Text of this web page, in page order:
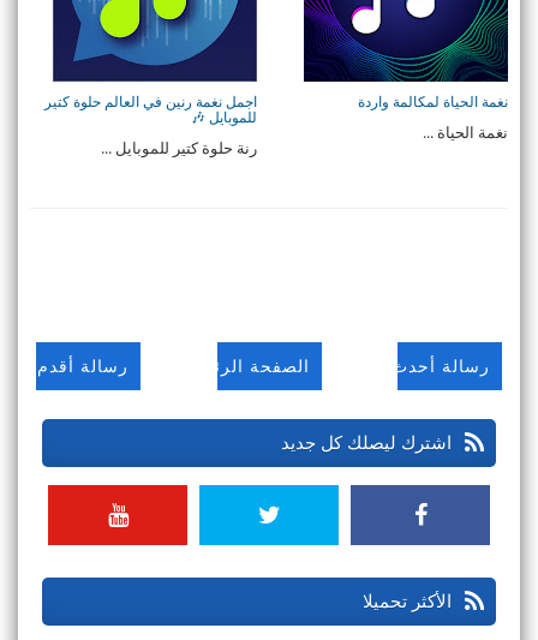
نغمة الحياة لمكالمة واردة
نغمة الحياة ...
اجمل نغمة رنين في العالم حلوة كتير
للموبايل 🎶
رنة حلوة كتير للموبايل ...
رسالة أحدث رسالة أقدم الصفحة الرئيسية
اشترك ليصلك كل جديد
الأكثر تحميلا